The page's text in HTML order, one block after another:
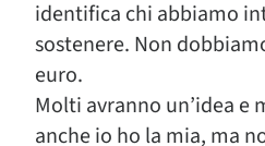
identifica chi abbiamo
sostenere. Non
euro.
Molti avranno un’idea e
anche io ho la mia, ma